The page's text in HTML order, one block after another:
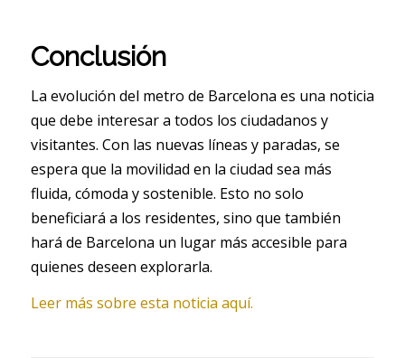
Conclusión
La evolución del metro de Barcelona es una noticia
que debe interesar a todos los ciudadanos y
visitantes. Con las nuevas líneas y paradas, se
espera que la movilidad en la ciudad sea más
fluida, cómoda y sostenible. Esto no solo
beneficiará a los residentes, sino que también
hará de Barcelona un lugar más accesible para
quienes deseen explorarla.
Leer más sobre esta noticia aquí.